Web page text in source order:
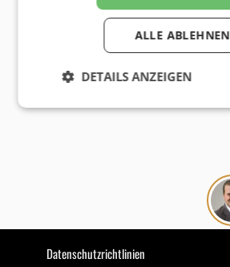
Datenschutzrichtlinien
ALLE ABLEHNEN
DETAILS ANZEIGEN